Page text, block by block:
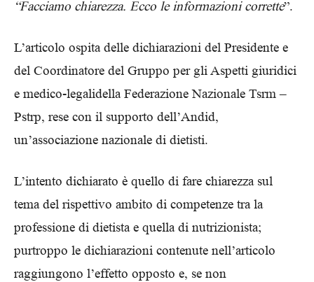
“Facciamo chiarezza. Ecco le informazioni corrette”.
L’articolo ospita delle dichiarazioni del Presidente e
del Coordinatore del Gruppo per gli Aspetti giuridici
e medico-legalidella Federazione Nazionale Tsrm –
Pstrp, rese con il supporto dell’Andid,
un’associazione nazionale di dietisti.
L’intento dichiarato è quello di fare chiarezza sul
tema del rispettivo ambito di competenze tra la
professione di dietista e quella di nutrizionista;
purtroppo le dichiarazioni contenute nell’articolo
raggiungono l’effetto opposto e, se non